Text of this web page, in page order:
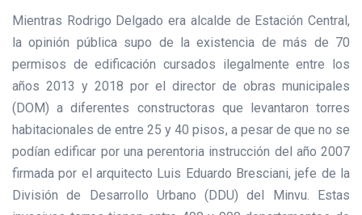
Mientras Rodrigo Delgado era alcalde de Estación Central,
la opinión pública supo de la existencia de más de 70
permisos de edificación cursados ilegalmente entre los
años 2013 y 2018 por el director de obras municipales
(DOM) a diferentes constructoras que levantaron torres
habitacionales de entre 25 y 40 pisos, a pesar de que no se
podían edificar por una perentoria instrucción del año 2007
firmada por el arquitecto Luis Eduardo Bresciani, jefe de la
División de Desarrollo Urbano (DDU) del Minvu. Estas